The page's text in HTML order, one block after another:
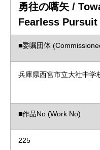
勇往の嚆矢 /
Fearless Pursuit
■委嘱団体
兵庫県西宮市立大社中学
■作品No (Work No)
225